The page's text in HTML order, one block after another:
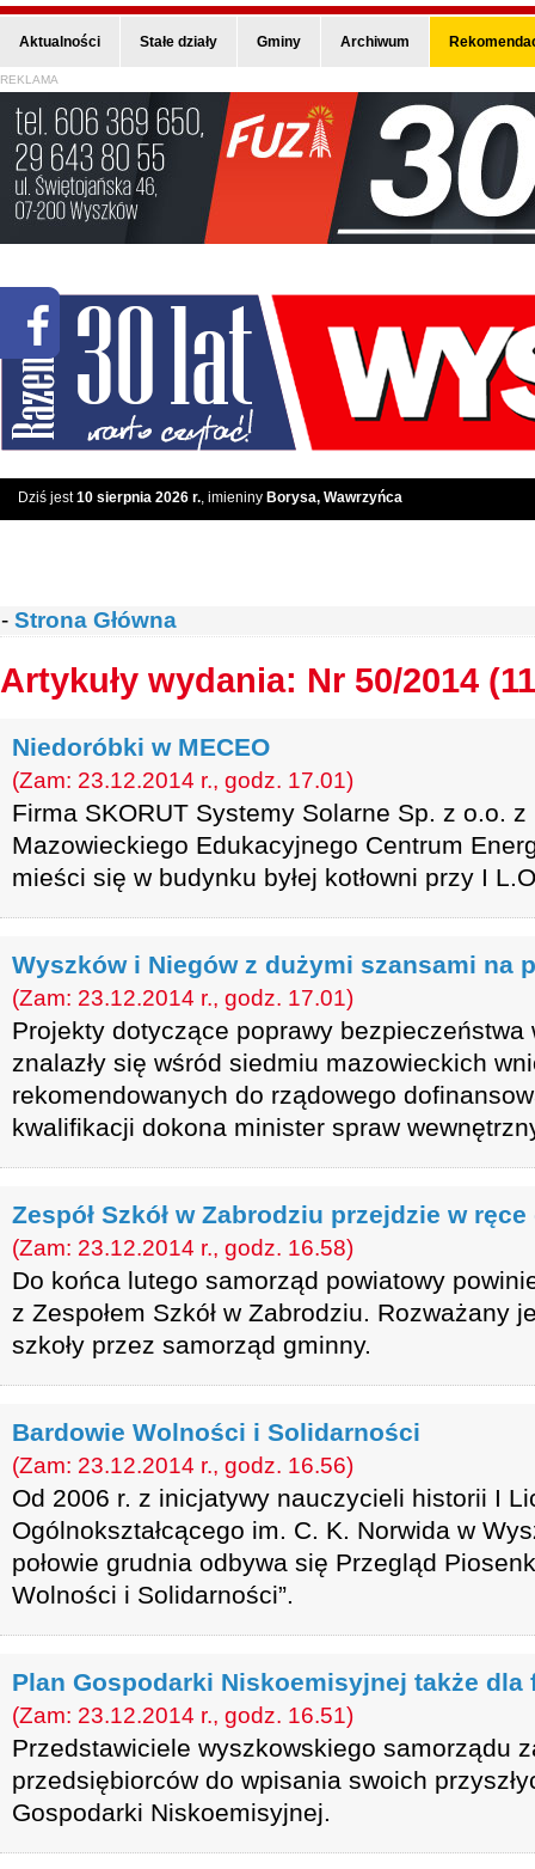
Aktualności Stałe działy Gminy Archiwum
REKLAMA
Dziś jest10 sierpnia 2026 r., imieniny Borysa, Wawrzyńca
- Strona Główna
Artykuły wydania: Nr 50/2014
Niedoróbki w MECEO
(Zam: 23.12.2014 r., godz. 17.01)
Firma SKORUT Systemy Solarne Sp. z o.o.
Mazowieckiego Edukacyjnego Centrum
mieści się w budynku byłej kotłowni przy I
Wyszków i Niegów z dużymi szansami na
(Zam: 23.12.2014 r., godz. 17.01)
Projekty dotyczące poprawy
znalazły się wśród siedmiu mazowieckich
rekomendowanych do rządowego
kwalifikacji dokona minister spraw
Zespół Szkół w Zabrodziu przejdzie w
(Zam: 23.12.2014 r., godz. 16.58)
Do końca lutego samorząd powiatowy
z Zespołem Szkół w Zabrodziu. Rozważany
szkoły przez samorząd gminny.
Bardowie Wolności i Solidarności
(Zam: 23.12.2014 r., godz. 16.56)
Od 2006 r. z inicjatywy nauczycieli historii I
Ogólnokształcącego im. C. K. Norwida w
połowie grudnia odbywa się Przegląd
Wolności i Solidarności”.
Plan Gospodarki Niskoemisyjnej także dla
(Zam: 23.12.2014 r., godz. 16.51)
Przedstawiciele wyszkowskiego samorządu
przedsiębiorców do wpisania swoich
Gospodarki Niskoemisyjnej.